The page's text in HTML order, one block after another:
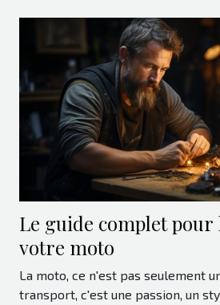
Le guide complet
votre moto
La moto, ce n'est pas seulement
transport, c'est une passion, un